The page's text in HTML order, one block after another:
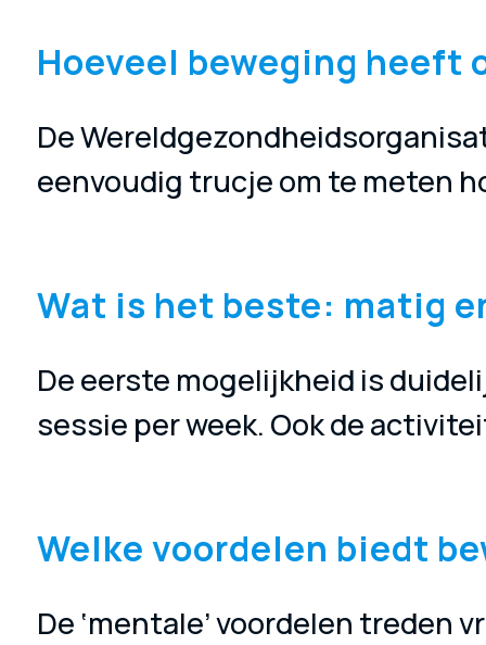
Hoeveel beweging heeft
De
eenvoudig trucje om te meten
Wat is het beste: matig
De eerste mogelijkheid is
sessie per week. Ook de
Welke voordelen biedt
De ‘mentale’ voordelen